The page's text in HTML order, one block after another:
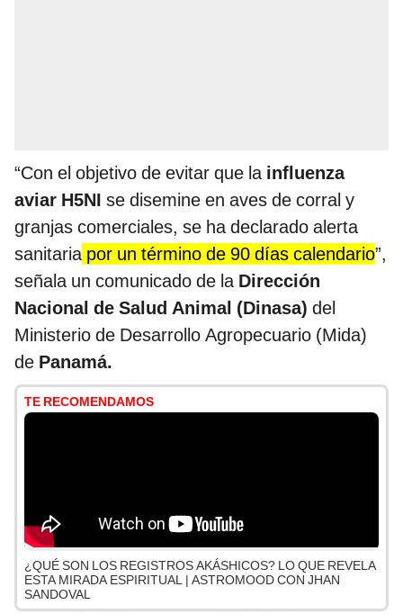
“Con el objetivo de evitar que la influenza
aviar H5NI se disemine en aves de corral y
granjas comerciales, se ha declarado alerta
sanitaria por un término de 90 días calendario”,
señala un comunicado de la Dirección
Nacional de Salud Animal (Dinasa) del
Ministerio de Desarrollo Agropecuario (Mida)
de Panamá.
TE RECOMENDAMOS
¿QUÉ SON LOS REGISTROS AKÁSHICOS? LO QUE REVELA
ESTA MIRADA ESPIRITUAL | ASTROMOOD CON JHAN
SANDOVAL